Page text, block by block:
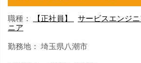
職種： 【正社員】
サービスエンジ
ニア
勤務地： 埼玉県八潮市